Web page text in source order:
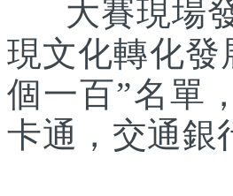
大賽現場發
現文化轉化發
個一百”名單
卡通，交通銀